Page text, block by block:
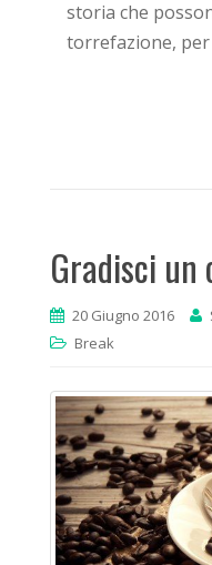
storia che
torrefazione,
Gradisci un
20 Giugno 2016
Break